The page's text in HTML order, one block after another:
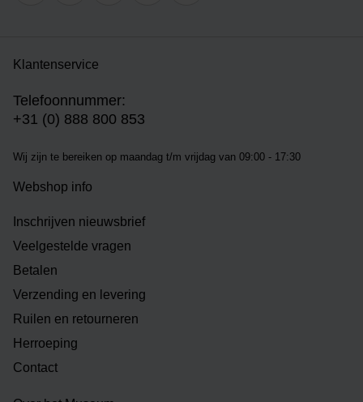
Klantenservice
Telefoonnummer:
+31 (0) 888 800 853
Wij zijn te bereiken op maandag t/m vrijdag van 09:00 - 17:30
Webshop info
Inschrijven nieuwsbrief
Veelgestelde vragen
Betalen
Verzending en levering
Ruilen en retourneren
Herroeping
Contact